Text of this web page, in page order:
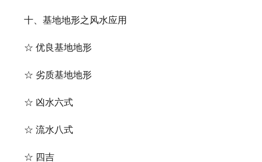
十、基地地形之风水应用
☆ 优良基地地形
☆ 劣质基地地形
☆ 凶水六式
☆ 流水八式
☆ 四吉